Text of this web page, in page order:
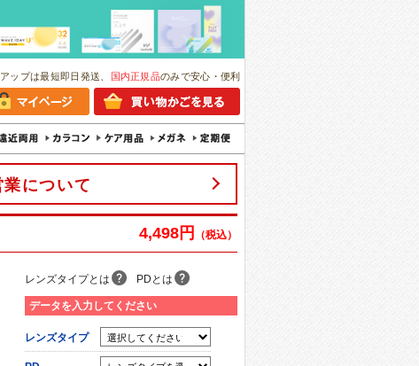
ップは最短即日発送、 国内正規品のみで安心・便利
について
4,498円 （税込）
レンズタイプとは PDとは
データを入力してください
レンズタイプ